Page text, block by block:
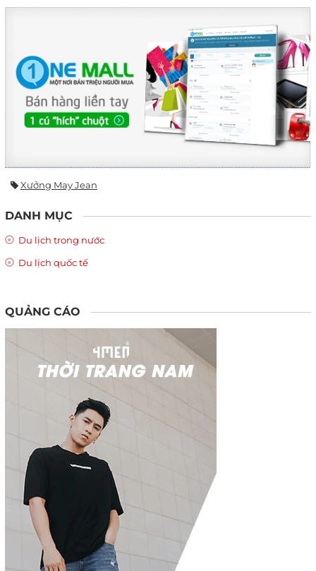
Xưởng May Jean
DANH MỤC
Du lịch trong nước
Du lịch quốc tế
QUẢNG CÁO